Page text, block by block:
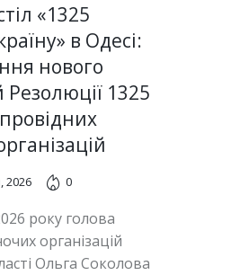
«1325
в Одесі:
нового
Резолюції 1325
2026 0
року голова
організацій
Ольга Соколова